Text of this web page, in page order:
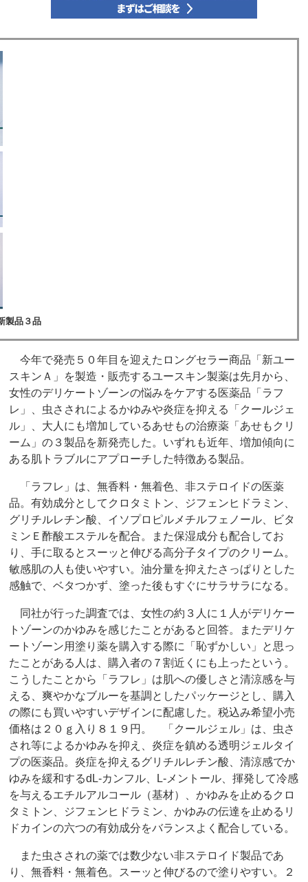
製品３品
今年で発売５０年目を迎えたロングセラー商品「新ユー
スキンＡ」を製造・販売するユースキン製薬は先月から、
女性のデリケートゾーンの悩みをケアする医薬品「ラフ
レ」、虫さされによるかゆみや炎症を抑える「クールジェ
ル」、大人にも増加しているあせもの治療薬「あせもクリ
ーム」の３製品を新発売した。いずれも近年、増加傾向に
ある肌トラブルにアプローチした特徴ある製品。
「ラフレ」は、無香料・無着色、非ステロイドの医薬
品。有効成分としてクロタミトン、ジフェンヒドラミン、
グリチルレチン酸、イソプロピルメチルフェノール、ビタ
ミンＥ酢酸エステルを配合。また保湿成分も配合してお
り、手に取るとスーッと伸びる高分子タイプのクリーム。
敏感肌の人も使いやすい。油分量を抑えたさっぱりとした
感触で、ベタつかず、塗った後もすぐにサラサラになる。
同社が行った調査では、女性の約３人に１人がデリケー
トゾーンのかゆみを感じたことがあると回答。またデリケ
ートゾーン用塗り薬を購入する際に「恥ずかしい」と思っ
たことがある人は、購入者の７割近くにも上ったという。
こうしたことから「ラフレ」は肌への優しさと清涼感を与
える、爽やかなブルーを基調としたパッケージとし、購入
の際にも買いやすいデザインに配慮した。税込み希望小売
価格は２０ｇ入り８１９円。 「クールジェル」は、虫さ
され等によるかゆみを抑え、炎症を鎮める透明ジェルタイ
プの医薬品。炎症を抑えるグリチルレチン酸、清涼感でか
ゆみを緩和するdL‐カンフル、L‐メントール、揮発して冷感
を与えるエチルアルコール（基材）、かゆみを止めるクロ
タミトン、ジフェンヒドラミン、かゆみの伝達を止めるリ
ドカインの六つの有効成分をバランスよく配合している。
また虫さされの薬では数少ない非ステロイド製品であ
り、無香料・無着色。スーッと伸びるので塗りやすい。２